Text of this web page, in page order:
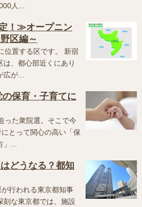
人...
！≫オープニン
区編～
位置する区です。 新宿
、都心部近くにあり
広が...
保育・子育てに
った衆院選。そこで今
とって関心の高い「保
」...
どうなる？都知
行われる東京都知事
刻な東京都では、施設